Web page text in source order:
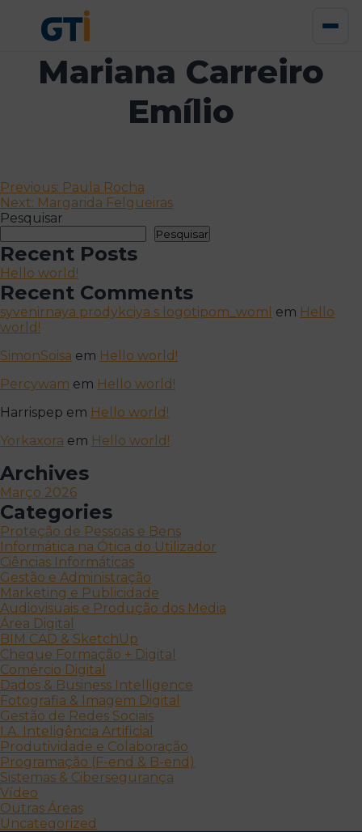
Mariana Carreiro
Emílio
Navegação
de
artigos
Previous: Paula Rocha
Next: Margarida Felgueiras
Pesquisar
Pesquisar
Recent Posts
Hello world!
Recent Comments
syvenirnaya prodykciya s logotipom_woml em Hello
world!
SimonSoisa em Hello world!
Percywam em Hello world!
Harrispep em Hello world!
Yorkaxora em Hello world!
Archives
Março 2026
Categories
Proteção de Pessoas e Bens
Informática na Ótica do Utilizador
Ciências Informáticas
Gestão e Administração
Marketing e Publicidade
Audiovisuais e Produção dos Media
Área Digital
BIM CAD & SketchUp
Cheque Formação + Digital
Comércio Digital
Dados & Business Intelligence
Fotografia & Imagem Digital
Gestão de Redes Sociais
I.A. Inteligência Artificial
Produtividade e Colaboração
Programação (F-end & B-end)
Sistemas & Cibersegurança
Vídeo
Outras Áreas
Uncategorized